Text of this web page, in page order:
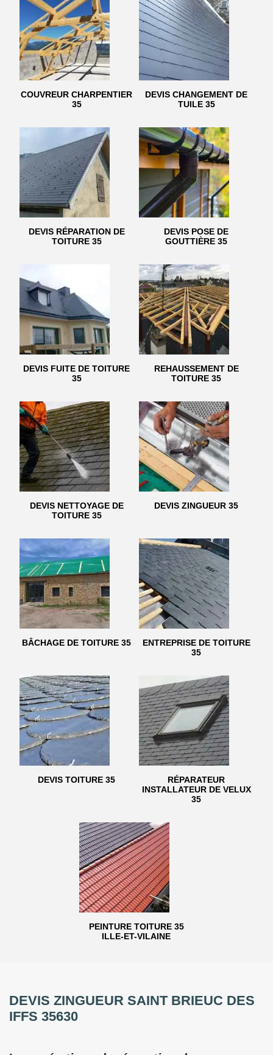
COUVREUR CHARPENTIER
35
DEVIS CHANGEMENT DE
TUILE 35
DEVIS RÉPARATION DE
TOITURE 35
DEVIS POSE DE
GOUTTIÈRE 35
DEVIS FUITE DE TOITURE
35
REHAUSSEMENT DE
TOITURE 35
DEVIS NETTOYAGE DE
TOITURE 35
DEVIS ZINGUEUR 35
BÂCHAGE DE TOITURE 35
ENTREPRISE DE TOITURE
35
DEVIS TOITURE 35
RÉPARATEUR
INSTALLATEUR DE VELUX
35
PEINTURE TOITURE 35
ILLE-ET-VILAINE
DEVIS ZINGUEUR SAINT BRIEUC DES
IFFS 35630